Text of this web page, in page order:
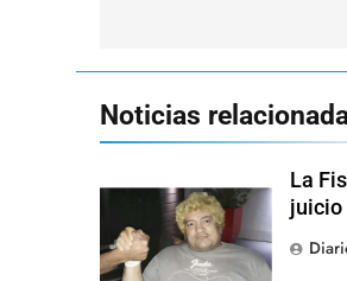
Noticias
La
juicio